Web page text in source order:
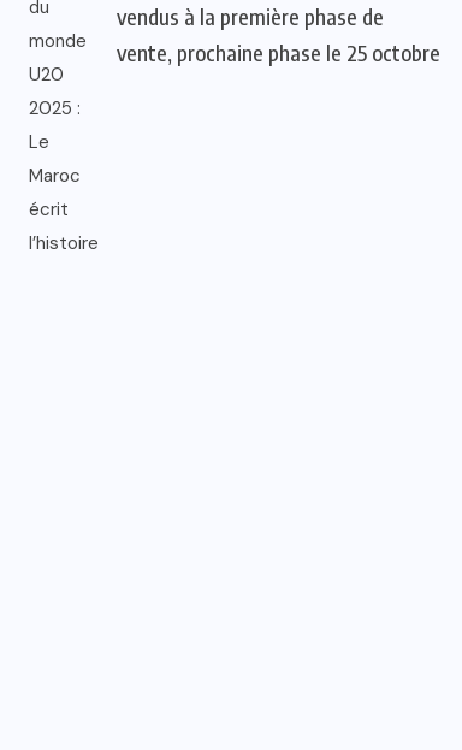
vendus à la première phase de
vente, prochaine phase le 25 octobre